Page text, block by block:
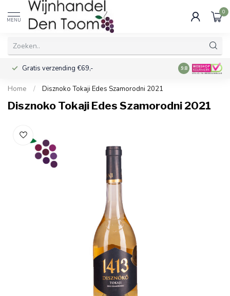
MENU
0
Gratis verzending €69,- Voor 16:00
9.8
Home / Disznoko Tokaji Edes Szamorodni 2021
Disznoko Tokaji Edes Szamorodni 2021